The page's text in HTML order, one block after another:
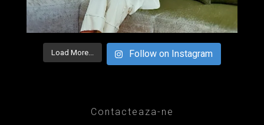
Load More... Follow on Instagram
Contacteaza-ne